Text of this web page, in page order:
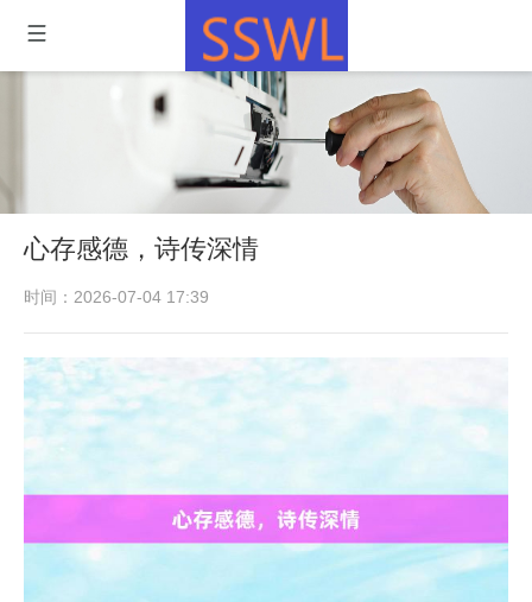
心存感德，诗传深情
时间：2026-07-04 17:39